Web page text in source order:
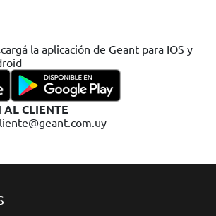
la aplicación de Geant para IOS y
AL CLIENTE